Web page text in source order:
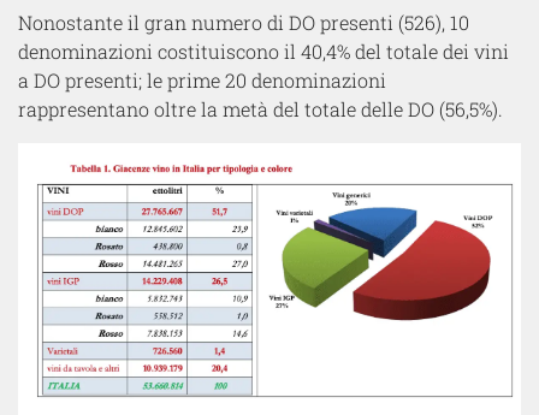
Nonostante il gran numero di DO presenti (526), 10
denominazioni costituiscono il 40,4% del totale dei vini
a DO presenti; le prime 20 denominazioni
rappresentano oltre la metà del totale delle DO (56,5%).